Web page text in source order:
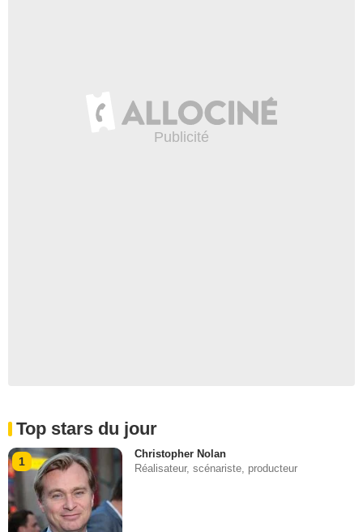
Top stars du jour
1
Christopher Nolan
Réalisateur, scénariste, producteur